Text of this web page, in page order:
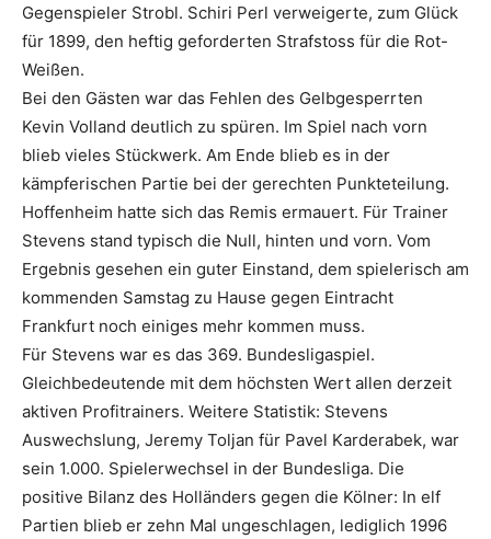
Gegenspieler Strobl. Schiri Perl verweigerte, zum Glück
für 1899, den heftig geforderten Strafstoss für die Rot-
Weißen.
Bei den Gästen war das Fehlen des Gelbgesperrten
Kevin Volland deutlich zu spüren. Im Spiel nach vorn
blieb vieles Stückwerk. Am Ende blieb es in der
kämpferischen Partie bei der gerechten Punkteteilung.
Hoffenheim hatte sich das Remis ermauert. Für Trainer
Stevens stand typisch die Null, hinten und vorn. Vom
Ergebnis gesehen ein guter Einstand, dem spielerisch am
kommenden Samstag zu Hause gegen Eintracht
Frankfurt noch einiges mehr kommen muss.
Für Stevens war es das 369. Bundesligaspiel.
Gleichbedeutende mit dem höchsten Wert allen derzeit
aktiven Profitrainers. Weitere Statistik: Stevens
Auswechslung, Jeremy Toljan für Pavel Karderabek, war
sein 1.000. Spielerwechsel in der Bundesliga. Die
positive Bilanz des Holländers gegen die Kölner: In elf
Partien blieb er zehn Mal ungeschlagen, lediglich 1996